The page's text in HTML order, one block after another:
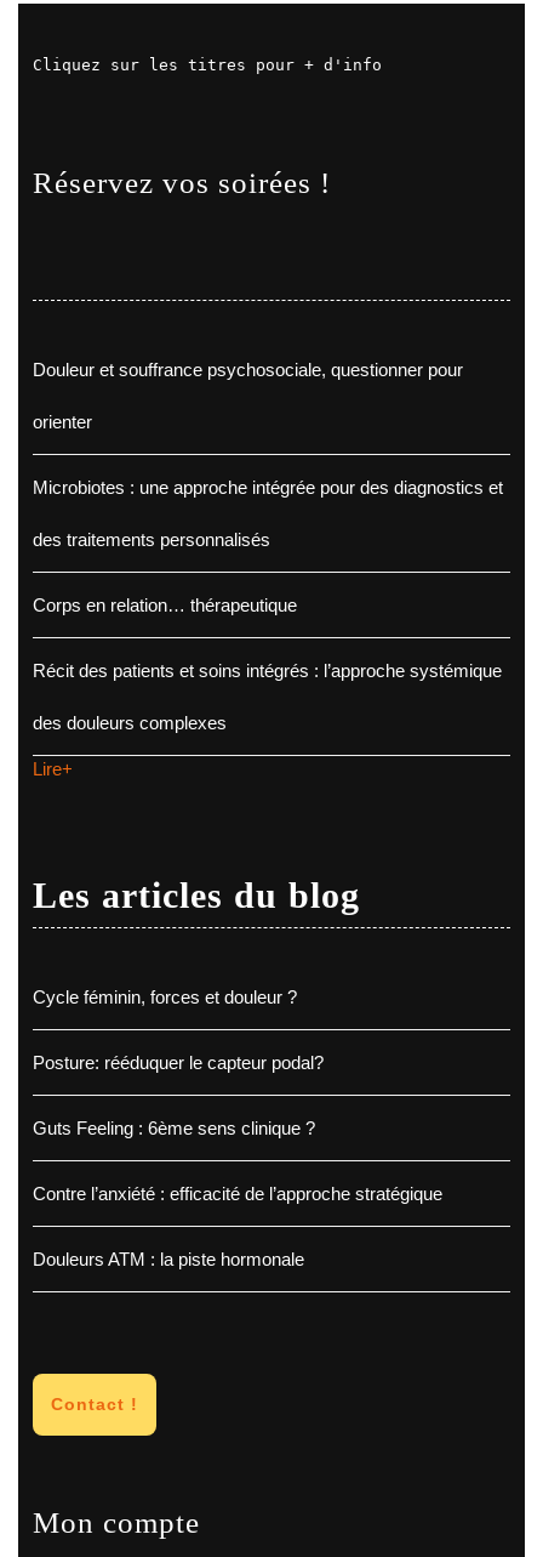
Cliquez sur les titres pour + d'info
Réservez vos soirées !
Douleur et souffrance psychosociale, questionner pour
orienter
Microbiotes : une approche intégrée pour des diagnostics et
des traitements personnalisés
Corps en relation… thérapeutique
Récit des patients et soins intégrés : l’approche systémique
des douleurs complexes
Lire+
Les articles du blog
Cycle féminin, forces et douleur ?
Posture: rééduquer le capteur podal?
Guts Feeling : 6ème sens clinique ?
Contre l’anxiété : efficacité de l’approche stratégique
Douleurs ATM : la piste hormonale
Contact !
Mon compte